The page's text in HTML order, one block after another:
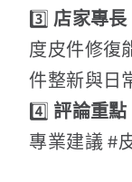
3️⃣ 店家專長
度皮件修復
件整新與日
4️⃣ 評論重點
專業建議 #